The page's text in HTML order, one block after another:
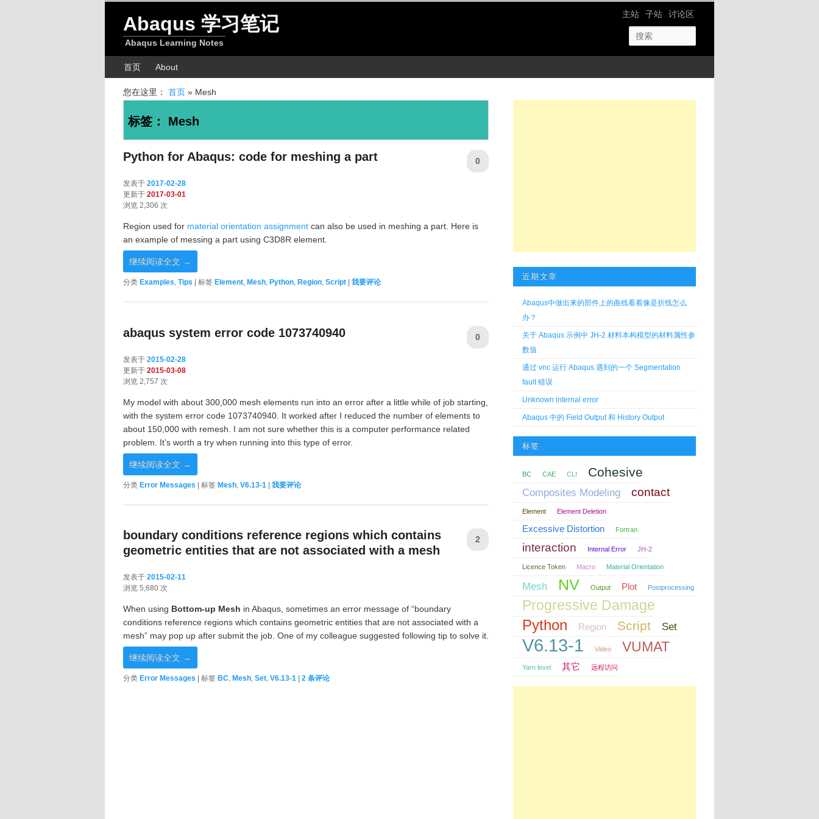
网站导航
主站 子站 讨论区
Abaqus 学习笔记
Abaqus Learning Notes
主菜单首页 About
您在这里： 首页 » Mesh
标签： Mesh
Python for Abaqus: code for meshing a part
发表于 2017-02-28
更新于 2017-03-01
浏览 2,306 次
0
Region used for material orientation assignment can also be used in meshing a part. Here is
an example of messing a part using C3D8R element.
继续阅读全文 →
分类 Examples, Tips 标签 Element, Mesh, Python, Region, Script 我要评论
abaqus system error code 1073740940
发表于 2015-02-28
更新于 2015-03-08
浏览 2,757 次
0
My model with about 300,000 mesh elements run into an error after a little while of job starting,
with the system error code 1073740940. It worked after I reduced the number of elements to
about 150,000 with remesh. I am not sure whether this is a computer performance related
problem. It’s worth a try when running into this type of error.
继续阅读全文 →
分类 Error Messages | 标签 Mesh, V6.13-1 | 我要评论
boundary conditions reference regions which contains
geometric entities that are not associated with a mesh
发表于 2015-02-11
浏览 5,680 次
2
When using Bottom-up Mesh in Abaqus, sometimes an error message of “boundary
conditions reference regions which contains geometric entities that are not associated with a
mesh” may pop up after submit the job. One of my colleague suggested following tip to solve it.
继续阅读全文 →
分类 Error Messages 标签 BC, Mesh, Set, V6.13-1 2 条评论
近期文章
Abaqus中做出来的部件上的曲线看着像是折线怎么
办？
关于 Abaqus 示例中 JH-2 材料本构模型的材料属性参
数值
通过 vnc 运行 Abaqus 遇到的一个 Segmentation
fault 错误
Unknown internal error
Abaqus 中的 Field Output 和 History Output
标签
BC CAE CLI Cohesive
Composites Modeling contact
Element Element Deletion
Excessive Distortion Fortran
interaction Internal Error JH-2
Licence Token Macro Material Orientation
Mesh NV Output Plot Postprocessing
Progressive Damage
Python Region Script Set
V6.13-1 Video VUMAT
Yarn level 其它 远程访问